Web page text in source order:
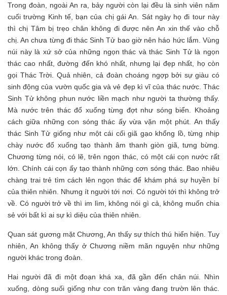
Trong đoàn, ngoài An ra, bảy người còn lại đều là sinh viên năm
cuối trường Kinh tế, bạn của chị gái An. Sát ngày họ đi tour này
thì chị Tâm bị trẹo chân không đi được nên An xin thế vào chỗ
chị. An chưa từng đi thác Sinh Tử bao giờ nên háo hức lắm. Vùng
núi này là xứ sở của những ngọn thác và thác Sinh Tử là ngọn
thác cao nhất, đường đến khó nhất, nhưng lại đẹp nhất, họ còn
gọi Thác Trời. Quả nhiên, cả đoàn choáng ngợp bởi sự giàu có
sinh động của vườn quốc gia và vẻ đẹp kì vĩ của thác nước. Thác
Sinh Tử không phun nước liền mạch như người ta thường thấy.
Mà nước trên thác đổ xuống từng đợt như sóng biển. Khoảng
cách giữa những con sóng thác ấy vừa vặn một phút. An thấy
thác Sinh Tử giống như một cái cối giã gạo khổng lồ, từng nhịp
chày nước đổ xuống tạo thành âm thanh giòn giã, tưng bừng.
Chương từng nói, có lẽ, trên ngọn thác, có một cái cọn nước rất
lớn. Chính cái cọn ấy tạo thành những cơn sóng thác. Bao nhiêu
chàng trai trẻ tìm cách lên ngọn thác để khám phá sự huyền bí
của thiên nhiên. Nhưng ít người tới nơi. Có người tới thì không trở
về. Có người trở về thì im lìm, không nói gì cả, không muốn chia
sẻ với bất kì ai sự kì diệu của thiên nhiên.
Quan sát gương mặt Chương, An thấy sự thích thú hiển hiện. Tuy
nhiên, An không thấy ở Chương niềm mãn nguyện như những
người khác trong đoàn.
Hai người đã đi một đoạn khá xa, đã gần đến chân núi. Nhìn
xuống, dòng suối giống như con trăn vàng đang trườn lên thác.